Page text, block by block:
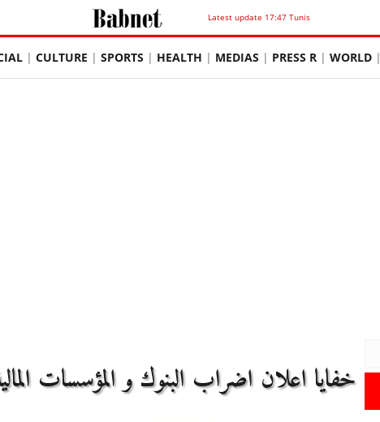
Latest update 17:47 Tunis
CULTURE SPORTS HEALTH MEDIAS PRESS R WORLD
خفايا اعلان اضراب البنوك و المؤسسات